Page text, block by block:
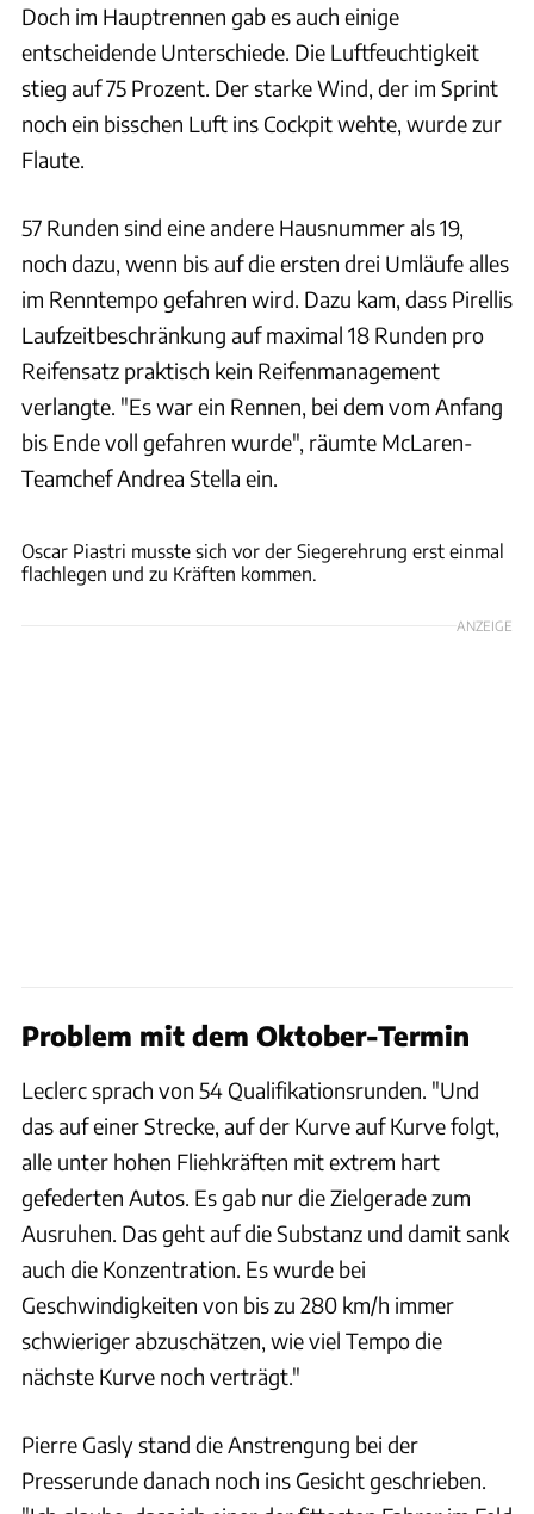
Doch im Hauptrennen gab es auch einige
entscheidende Unterschiede. Die Luftfeuchtigkeit
stieg auf 75 Prozent. Der starke Wind, der im Sprint
noch ein bisschen Luft ins Cockpit wehte, wurde zur
Flaute.
57 Runden sind eine andere Hausnummer als 19,
noch dazu, wenn bis auf die ersten drei Umläufe alles
im Renntempo gefahren wird. Dazu kam, dass Pirellis
Laufzeitbeschränkung auf maximal 18 Runden pro
Reifensatz praktisch kein Reifenmanagement
verlangte. "Es war ein Rennen, bei dem vom Anfang
bis Ende voll gefahren wurde", räumte McLaren-
Teamchef Andrea Stella ein.
Oscar Piastri musste sich vor der Siegerehrung erst einmal
flachlegen und zu Kräften kommen.
ANZEIGE
Problem mit dem Oktober-Termin
Leclerc sprach von 54 Qualifikationsrunden. "Und
das auf einer Strecke, auf der Kurve auf Kurve folgt,
alle unter hohen Fliehkräften mit extrem hart
gefederten Autos. Es gab nur die Zielgerade zum
Ausruhen. Das geht auf die Substanz und damit sank
auch die Konzentration. Es wurde bei
Geschwindigkeiten von bis zu 280 km/h immer
schwieriger abzuschätzen, wie viel Tempo die
nächste Kurve noch verträgt."
Pierre Gasly stand die Anstrengung bei der
Presserunde danach noch ins Gesicht geschrieben.